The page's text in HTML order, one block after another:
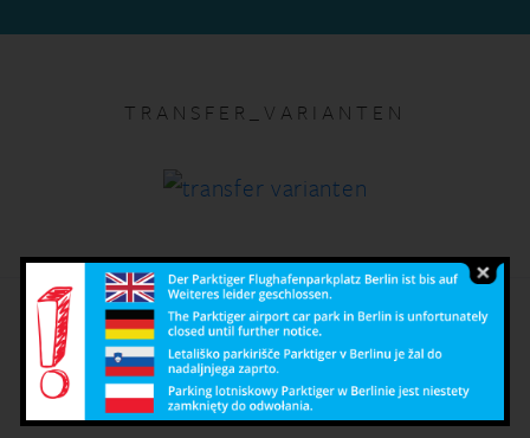
TRANSFER_VARIANTEN
Deutsch